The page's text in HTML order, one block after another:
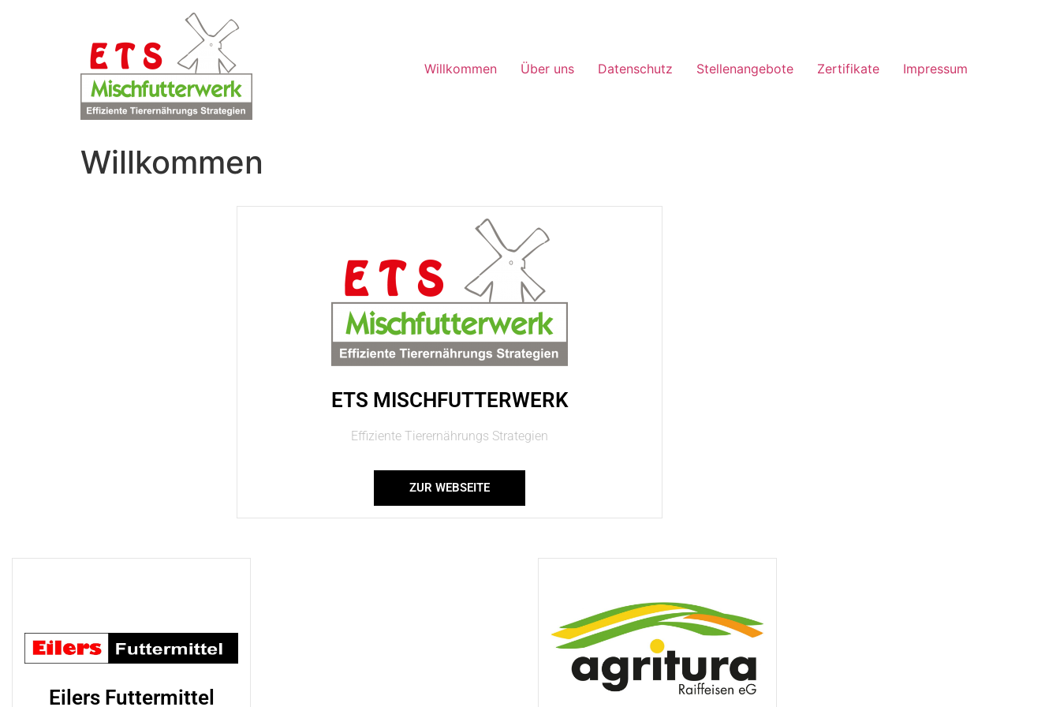
Willkommen Über uns Datenschutz Stellenangebote Zertifikate Impressum
Willkommen
ETS MISCHFUTTERWERK
Effiziente Tierernährungs Strategien
ZUR WEBSEITE
Eilers Futtermittel